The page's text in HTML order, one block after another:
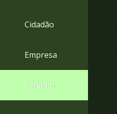
Cidadão
Empresa
Servidor